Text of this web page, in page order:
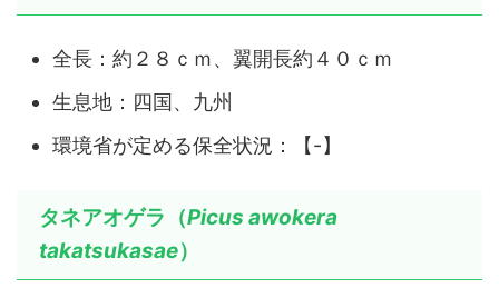
全長：約２８ｃｍ、翼開長約４０ｃｍ
生息地：四国、九州
環境省が定める保全状況：【-】
タネアオゲラ（Picus awokera
takatsukasae）